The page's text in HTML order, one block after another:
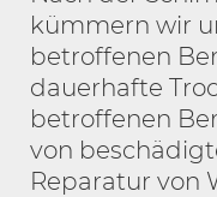
kümmern wir
betroffenen
dauerhafte
betroffenen
von
Reparatur von